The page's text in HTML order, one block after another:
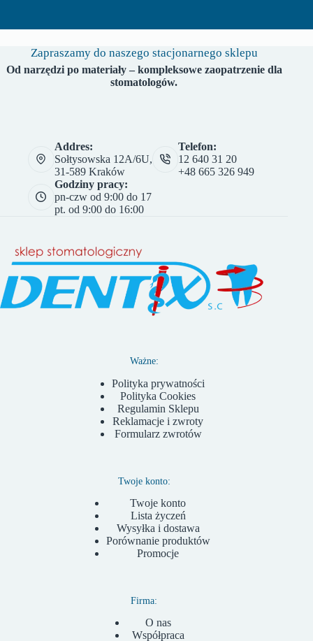
Zapraszamy do naszego stacjonarnego sklepu
Od narzędzi po materiały – kompleksowe zaopatrzenie dla
stomatologów.
Addres:
Sołtysowska 12A/6U,
31-589 Kraków
Telefon:
12 640 31 20
+48 665 326 949
Godziny pracy:
pn-czw od 9:00 do 17
pt. od 9:00 do 16:00
Ważne:
Polityka prywatności
Polityka Cookies
Regulamin Sklepu
Reklamacje i zwroty
Formularz zwrotów
Twoje konto:
Twoje konto
Lista życzeń
Wysyłka i dostawa
Porównanie produktów
Promocje
Firma:
O nas
Współpraca